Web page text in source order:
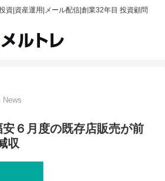
資|資産運用|メール配信|創業32年目 投資顧問
News
６月度の既存店販売が前
収